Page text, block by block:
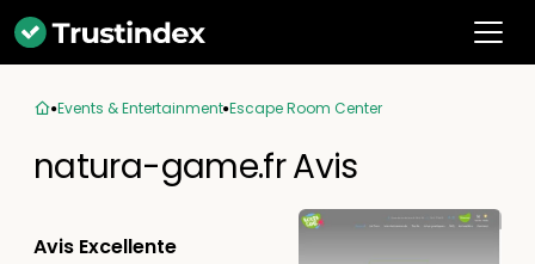
Events & Entertainment Escape Room Center
natura-game.fr Avis
Avis Excellente